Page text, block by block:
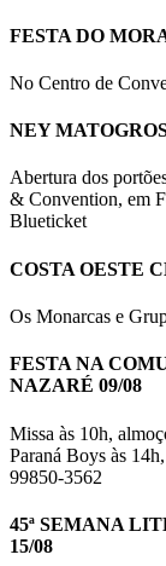
FESTA DO
No Centro de
NEY
Abertura dos
& Convention, em
Blueticket
COSTA OESTE
Os Monarcas e
FESTA NA
NAZARÉ 09/08
Missa às 10h,
Paraná Boys às
99850-3562
45ª SEMANA
15/08